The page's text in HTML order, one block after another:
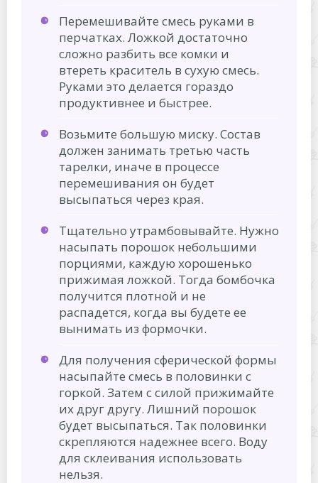
Перемешивайте смесь руками в
перчатках. Ложкой достаточно
сложно разбить все комки и
втереть краситель в сухую смесь.
Руками это делается гораздо
продуктивнее и быстрее.
Возьмите большую миску. Состав
должен занимать третью часть
тарелки, иначе в процессе
перемешивания он будет
высыпаться через края.
Тщательно утрамбовывайте. Нужно
насыпать порошок небольшими
порциями, каждую хорошенько
прижимая ложкой. Тогда бомбочка
получится плотной и не
распадется, когда вы будете ее
вынимать из формочки.
Для получения сферической формы
насыпайте смесь в половинки с
горкой. Затем с силой прижимайте
их друг другу. Лишний порошок
будет высыпаться. Так половинки
скрепляются надежнее всего. Воду
для склеивания использовать
нельзя.